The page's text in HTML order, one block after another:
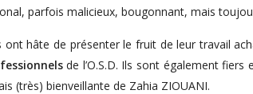
parfois malicieux, bougonnant, mais
ont hâte de présenter le fruit de leur travail
de l’O.S.D. Ils sont également
(très) bienveillante de Zahia ZIOUANI.